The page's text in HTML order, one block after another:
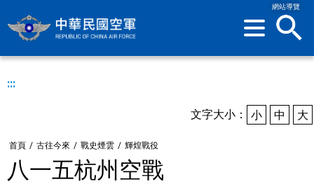
網站導覽
:::
文字大小： 小 中 大
首頁 / 古往今來 / 戰史煙雲 / 輝煌戰役
八一五杭州空戰